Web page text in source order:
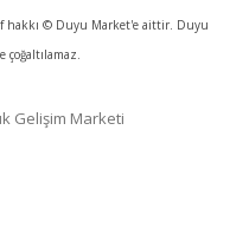
hakkı © Duyu Market'e aittir. Duyu
Gelişim Marketi